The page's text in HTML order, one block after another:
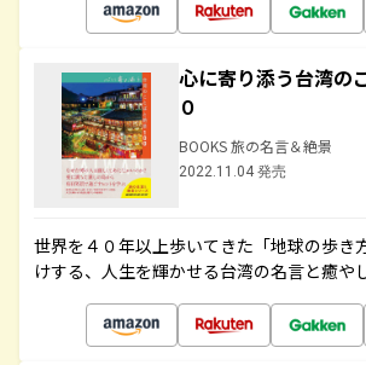
心に寄り添う台湾の
０
BOOKS 旅の名言＆絶景
2022.11.04 発売
世界を４０年以上歩いてきた「地球の歩き
けする、人生を輝かせる台湾の名言と癒や